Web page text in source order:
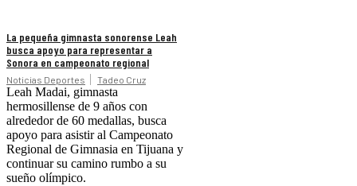
La pequeña gimnasta sonorense Leah
busca apoyo para representar a
Sonora en campeonato regional
Noticias Deportes Tadeo Cruz
Leah Madai, gimnasta
hermosillense de 9 años con
alrededor de 60 medallas, busca
apoyo para asistir al Campeonato
Regional de Gimnasia en Tijuana y
continuar su camino rumbo a su
sueño olímpico.